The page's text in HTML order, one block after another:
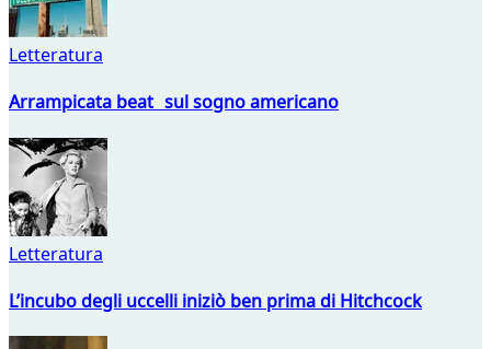
Letteratura
Arrampicata beat sul sogno americano
Letteratura
L’incubo degli uccelli iniziò ben prima di Hitchcock